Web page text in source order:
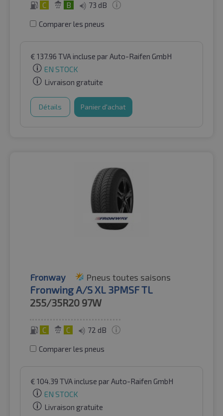
C B 73 dB
Comparer les pneus
€ 137.96 TVA incluse par Auto-Raifen GmbH
EN STOCK
Livraison gratuite
Détails Panier d'achat
Fronway Pneus toutes saisons
Fronwing A/S XL 3PMSF TL
255/35R20 97W
C C 72 dB
Comparer les pneus
€ 104.39 TVA incluse par Auto-Raifen GmbH
EN STOCK
Livraison gratuite